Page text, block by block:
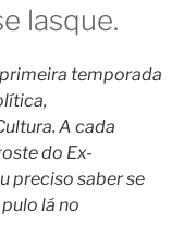
lasque.
primeira temporada
A cada
do Ex-
preciso saber se
lá no